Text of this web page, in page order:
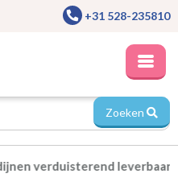
+31 528-235810
Zoeken
leverbaar